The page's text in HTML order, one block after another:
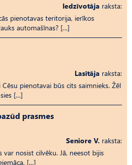
Iedzīvotāja raksta:
pienotavas teritorija, ierīkos
automašīnas? […]
Lasītāja raksta:
pienotavai būs cits saimnieks. Žēl
[…]
prasmes
Seniore V. raksta:
var nosist cilvēku. Jā, neesot bijis
[…]